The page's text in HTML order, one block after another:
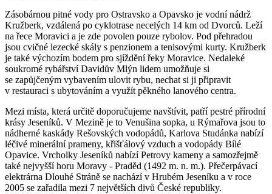
Zásobárnou pitné vody pro Ostravsko a Opavsko je vodní nádrž
Kružberk, vzdálená po cyklotrase necelých 14 km od Dvorců. Leží
na řece Moravici a je zde povolen pouze rybolov. Pod přehradou
jsou cvičné lezecké skály s penzionem a tenisovými kurty. Kružberk
je také výchozím bodem pro sjíždění řeky Moravice. Nedaleké
soukromé rybářství Davidův Mlýn lidem umožňuje si
se zapůjčeným vybavením ulovit rybu, nechat si ji připravit
v restauraci s ubytováním a využít pěkného lanového centra.
Mezi místa, která určitě doporučujeme navštívit, patří pestré přírodní
krásy Jeseníků. V Mezině je to Venušina sopka, u Rýmařova jsou to
nádherné kaskády Rešovských vodopádů, Karlova Studánka nabízí
léčivé minerální prameny, křišťálový vzduch a vodopády Bílé
Opavice. Vrcholky Jeseníků nabízí Petrovy kameny a samozřejmě
také nejvyšší horu Moravy - Praděd (1492 m. n. m.). Přečerpávací
elektrárna Dlouhé Stráně se nachází v Hrubém Jeseníku a v roce
2005 se zařadila mezi 7 největších divů České republiky.